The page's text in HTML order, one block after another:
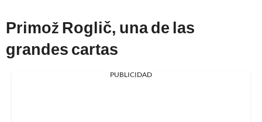
Primož Roglič, una de las
grandes cartas
PUBLICIDAD